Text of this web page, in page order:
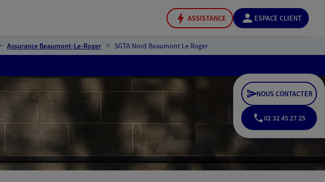
ASSISTANCE ESPACE CLIENT
Assurance Beaumont-Le-Roger SGTA Nord Beaumont Le Roger
NOUS CONTACTER
02 32 45 27 25